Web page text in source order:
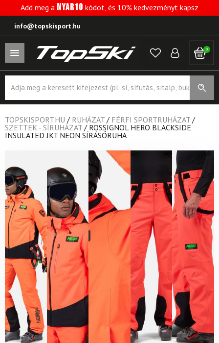
Add meg a NYAR10 kódot, és 10% kedvezményt kapsz
info@topskisport.hu
0
search
TOPSKISPORT.HU / RUHÁZAT / FÉRFI SPORTRUHÁZAT /
SZETTEK - SÍRUHÁZAT / ROSSIGNOL HERO BLACKSIDE
INSULATED JKT NEON SÍRÁSÓRUHA